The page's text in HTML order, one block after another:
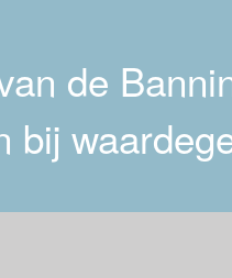
de
bij